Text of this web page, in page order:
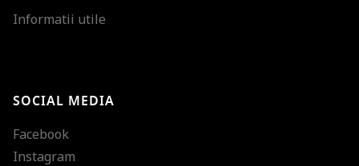
Informatii utile
SOCIAL MEDIA
Facebook
Instagram